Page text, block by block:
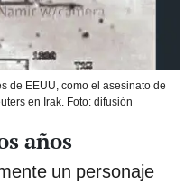
de EEUU, como el asesinato de
en Irak. Foto: difusión
años
un personaje